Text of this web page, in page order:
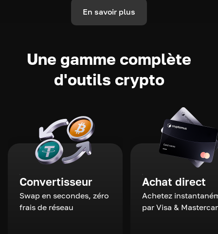
En savoir plus
Une gamme complète
d'outils crypto
Convertisseur
Swap en secondes, zéro
frais de réseau
Achat direct
Achetez
par Visa &